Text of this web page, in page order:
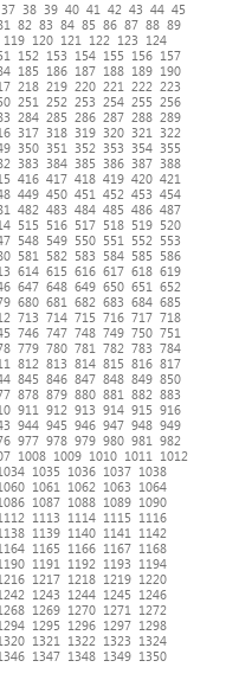
37 38 39 40 41 42 43 44 45
82 83 84 85 86 87 88 89
119 120 121 122 123
124
152 153 154 155 156 157
185 186 187 188 189 190
218 219 220 221 222
223
251 252 253 254 255
256
284 285 286 287 288 289
317 318 319 320 321
322
350 351 352 353 354 355
383 384 385 386 387 388
416 417 418 419 420 421
449 450 451 452 453 454
482 483 484 485 486 487
515 516 517 518 519 520
548 549 550 551 552
553
581 582 583 584 585
586
614 615 616 617 618 619
647 648 649 650 651
652
680 681 682 683 684 685
713 714 715 716 717 718
746 747 748 749 750 751
779 780 781 782 783 784
812 813 814 815 816 817
845 846 847 848 849 850
878 879 880 881 882 883
911 912 913 914 915 916
944 945 946 947 948 949
977 978 979 980 981
982
1008 1009 1010 1011
1012
1035 1036 1037 1038
1061 1062 1063
1064
1087 1088 1089 1090
1113 1114 1115
1116
1139 1140 1141
1142
1165 1166 1167 1168
1191 1192 1193
1194
1217 1218 1219 1220
1243 1244 1245
1246
1269 1270 1271
1272
1295 1296 1297 1298
1321 1322 1323
1324
1347 1348 1349 1350